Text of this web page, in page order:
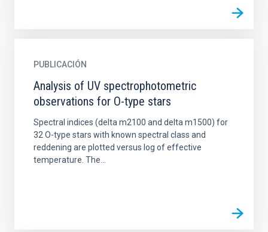
PUBLICACIÓN
Analysis of UV spectrophotometric
observations for O-type stars
Spectral indices (delta m2100 and delta m1500) for
32 O-type stars with known spectral class and
reddening are plotted versus log of effective
temperature. The...